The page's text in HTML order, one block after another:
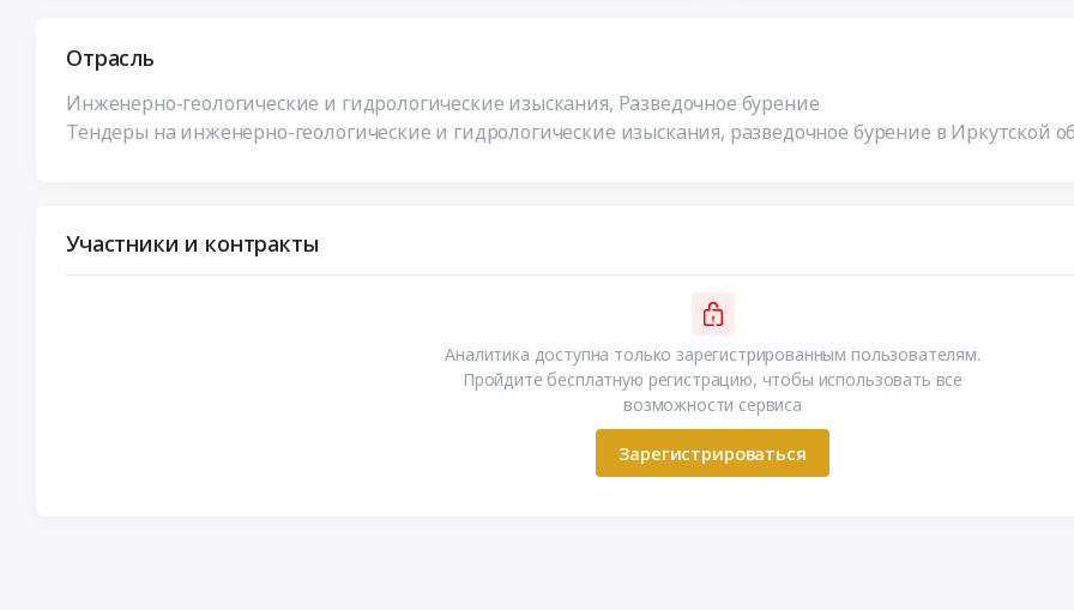
Отрасль
Инженерно-геологические и гидрологические изыскания, Разведочное бурение
Тендеры на инженерно-геологические и гидрологические изыскания, разведочное бурение в Иркутской
Участники и контракты
Аналитика доступна только зарегистрированным пользователям.
Пройдите бесплатную регистрацию, чтобы использовать все
возможности сервиса
Зарегистрироваться